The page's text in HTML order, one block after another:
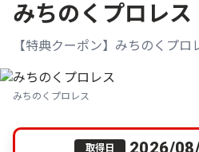
みちのくプロレス
【特典クーポン】みちのくプロ
みちのくプロレス
取得日 2026/